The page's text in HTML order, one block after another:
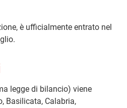
è ufficialmente entrato nel
legge di bilancio) viene
Basilicata, Calabria,